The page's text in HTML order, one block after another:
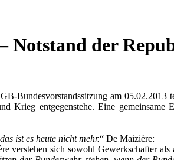
Notstand der
Bundesvorstandssitzung am 05.02.2013
Krieg entgegenstehe. Eine
ist es heute nicht mehr.“ De Maizière:
verstehen sich sowohl Gewerkschafter